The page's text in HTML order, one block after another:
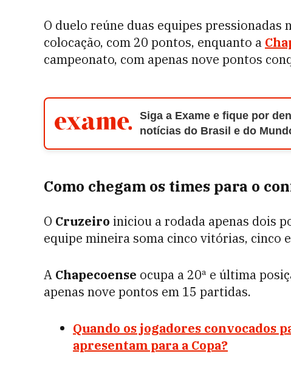
O duelo reúne duas equipes pressionadas
colocação, com 20 pontos, enquanto a
campeonato, com apenas nove pontos
Siga a Exame e fique por
notícias do Brasil e do
Como chegam os times para o
O Cruzeiro iniciou a rodada apenas dois
equipe mineira soma cinco vitórias, cinco
A Chapecoense ocupa a 20ª e última
apenas nove pontos em 15 partidas.
Quando os jogadores convocados
apresentam para a Copa?